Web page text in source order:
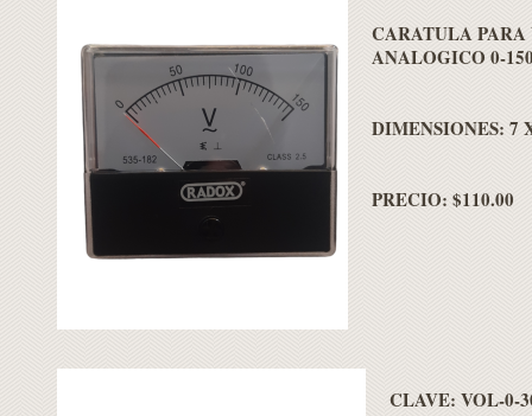
CARATULA
ANALOGICO 0-
DIMENSIONES: 7
PRECIO: $110.00
CLAVE: VOL-0-